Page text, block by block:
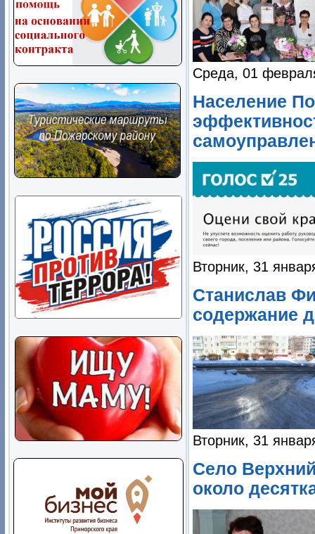
Среда, 01
Население
Вторник, 31
Станислав
содержание
Вторник, 31
Село
около